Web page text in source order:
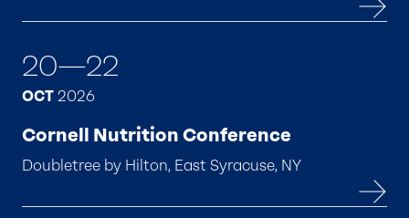
20—22
OCT 2026
Cornell Nutrition Conference
Doubletree by Hilton, East Syracuse, NY